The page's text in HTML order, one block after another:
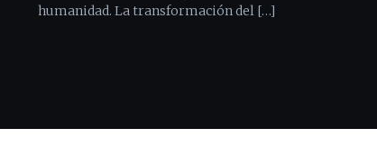
humanidad. La transformación del […]